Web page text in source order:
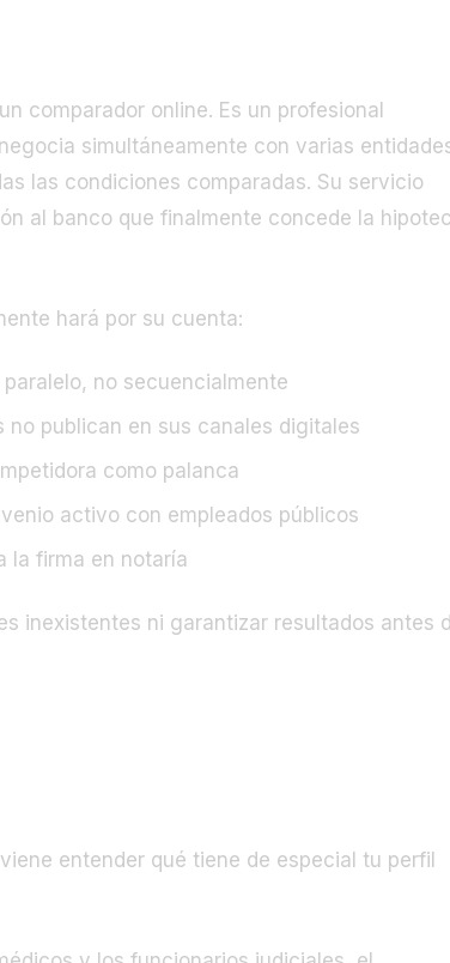
comparador online. Es un profesional
simultáneamente con varias
las condiciones comparadas. Su servicio
al banco que finalmente concede la
hará por su cuenta:
no secuencialmente
publican en sus canales digitales
como palanca
activo con empleados públicos
la firma en notaría
inexistentes ni garantizar resultados antes
entender qué tiene de especial tu perfil